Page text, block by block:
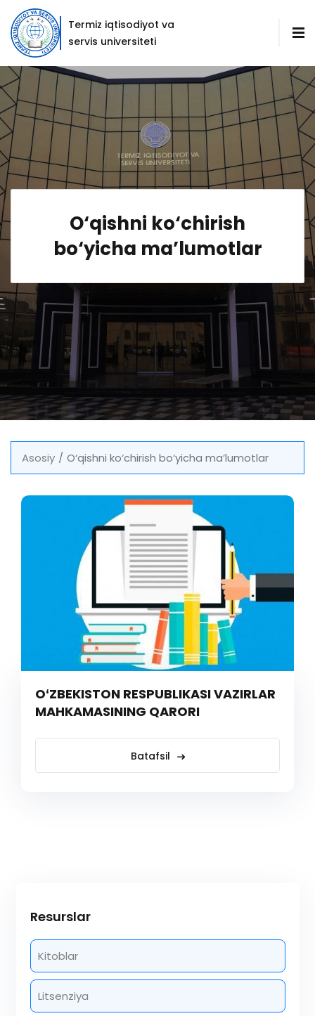
Termiz iqtisodiyot va
servis universiteti
O‘qishni ko‘chirish
bo‘yicha maʼlumotlar
Asosiy O‘qishni ko‘chirish bo‘yicha maʼlumotlar
OʻZBEKISTON RESPUBLIKASI VAZIRLAR
MAHKAMASINING QARORI
Batafsil
Resurslar
Kitoblar
Litsenziya